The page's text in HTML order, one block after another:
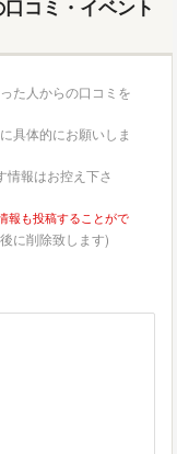
コミ・イベント
た人からの口コミを
具体的にお願いしま
情報はお控え下さ
報も投稿することがで
に削除致します)